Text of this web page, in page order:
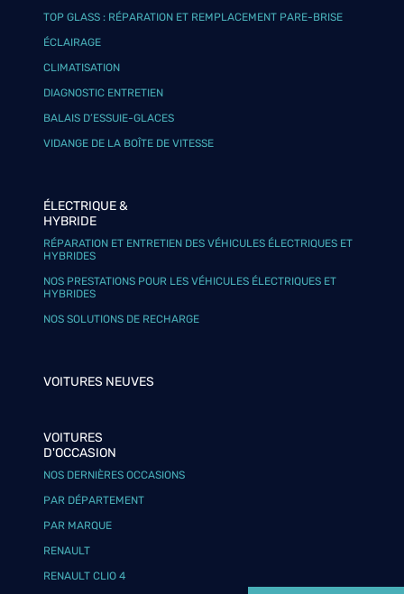
TOP GLASS : RÉPARATION ET REMPLACEMENT PARE-BRISE
ÉCLAIRAGE
CLIMATISATION
DIAGNOSTIC ENTRETIEN
BALAIS D’ESSUIE-GLACES
VIDANGE DE LA BOÎTE DE VITESSE
ÉLECTRIQUE &
HYBRIDE
RÉPARATION ET ENTRETIEN DES VÉHICULES ÉLECTRIQUES ET
HYBRIDES
NOS PRESTATIONS POUR LES VÉHICULES ÉLECTRIQUES ET
HYBRIDES
NOS SOLUTIONS DE RECHARGE
VOITURES NEUVES
VOITURES
D'OCCASION
NOS DERNIÈRES OCCASIONS
PAR DÉPARTEMENT
PAR MARQUE
RENAULT
RENAULT CLIO 4